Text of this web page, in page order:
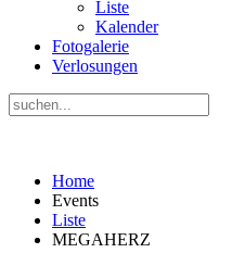
Liste
Kalender
Fotogalerie
Verlosungen
Home
Events
Liste
MEGAHERZ